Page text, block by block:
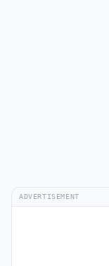
ADVERTISEMENT